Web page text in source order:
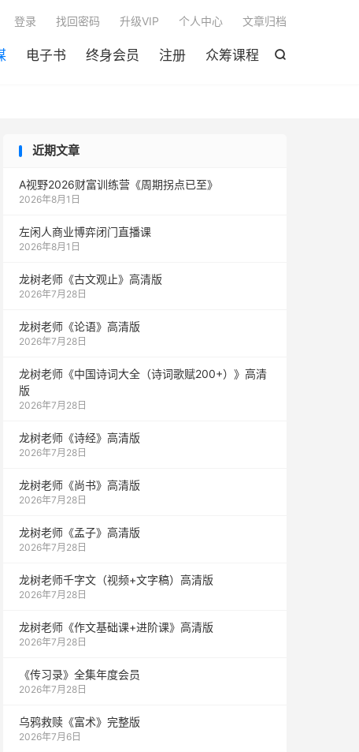

电子书 终身会员 注册 众筹课程
登录 找回密码 升级VIP 个人中心 文章归档
近期文章
A视野2026财富训练营《周期拐点已至》
2026年8月1日
左闲人商业博弈闭门直播课
2026年8月1日
龙树老师《古文观止》高清版
2026年7月28日
龙树老师《论语》高清版
2026年7月28日
龙树老师《中国诗词大全（诗词歌赋200+）》高清
版
2026年7月28日
龙树老师《诗经》高清版
2026年7月28日
龙树老师《尚书》高清版
2026年7月28日
龙树老师《孟子》高清版
2026年7月28日
龙树老师千字文（视频+文字稿）高清版
2026年7月28日
龙树老师《作文基础课+进阶课》高清版
2026年7月28日
《传习录》全集年度会员
2026年7月28日
乌鸦救赎《富术》完整版
2026年7月6日